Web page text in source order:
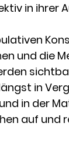
in ihrer
und die
in
in der
auf und